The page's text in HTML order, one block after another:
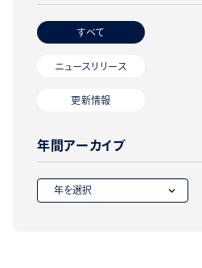
すべて
ニュースリリース
更新情報
年間アーカイブ